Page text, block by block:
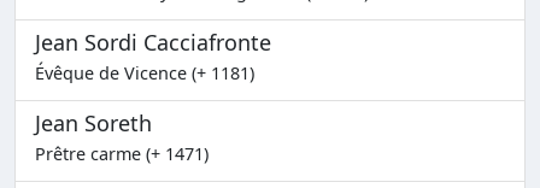
Jean Sordi Cacciafronte
Évêque de Vicence (+ 1181)
Jean Soreth
Prêtre carme (+ 1471)